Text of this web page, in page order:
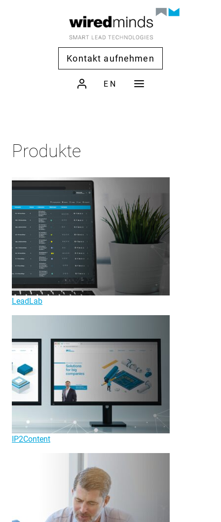
Kontakt aufnehmen
EN
Produkte
LeadLab
IP2Content